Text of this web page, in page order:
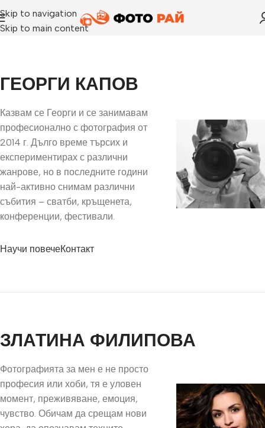
Skip to navigation
Skip to main content
ГЕОРГИ КАПОВ
Казвам се Георги и се занимавам
професионално с фотография от
2014 г. Дълго време търсих и
експериментирах с различни
жанрове, но в последните години
най-активно снимам различни
събития – сватби, кръщенета,
конференции, фестивали.
Научи повечеКонтакт
ЗЛАТИНА ФИЛИПОВА
Фотографията за мен е не просто
професия или хоби, тя е уловен
момент, преживяване, емоция,
чувство. Обичам да срещам нови